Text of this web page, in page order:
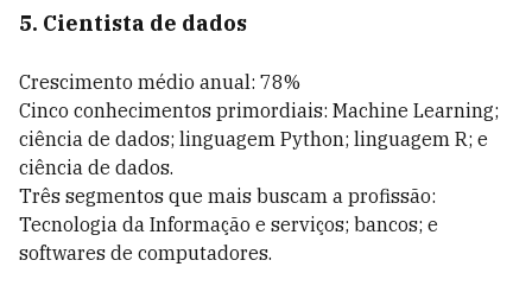
5. Cientista de dados
Crescimento médio anual: 78%
Cinco conhecimentos primordiais: Machine Learning;
ciência de dados; linguagem Python; linguagem R; e
ciência de dados.
Três segmentos que mais buscam a profissão:
Tecnologia da Informação e serviços; bancos; e
softwares de computadores.